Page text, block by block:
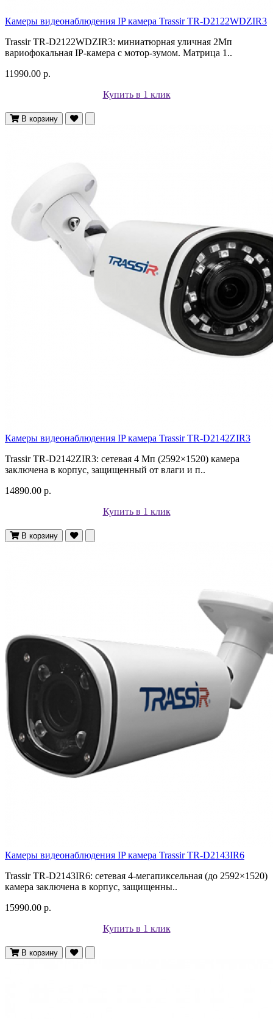
Камеры видеонаблюдения IP камера Trassir TR-D2122WDZIR3
Trassir TR-D2122WDZIR3: миниатюрная уличная 2Мп
вариофокальная IP-камера с мотор-зумом. Матрица 1..
11990.00 р.
Купить в 1 клик
В корзину
Камеры видеонаблюдения IP камера Trassir TR-D2142ZIR3
Trassir TR-D2142ZIR3: сетевая 4 Мп (2592×1520) камера
заключена в корпус, защищенный от влаги и п..
14890.00 р.
Купить в 1 клик
В корзину
Камеры видеонаблюдения IP камера Trassir TR-D2143IR6
Trassir TR-D2143IR6: сетевая 4-мегапиксельная (до 2592×1520)
камера заключена в корпус, защищенны..
15990.00 р.
Купить в 1 клик
В корзину